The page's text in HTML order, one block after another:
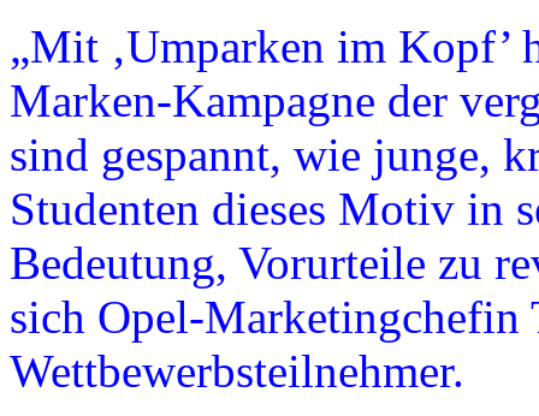
„Mit ‚Umparken im Kopf’
Marken-Kampagne der
sind gespannt, wie junge,
Studenten dieses Motiv in
Bedeutung, Vorurteile zu
sich Opel-
Wettbewerbsteilnehmer.